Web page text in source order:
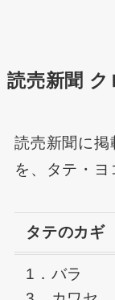
読売新聞
読売新聞に掲
を、タテ・ヨ
タテのカギ
1．バラ